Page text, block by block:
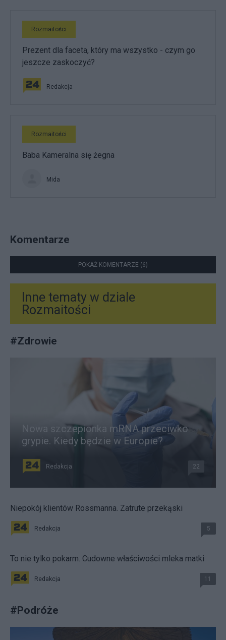
Rozmaitości
Prezent dla faceta, który ma wszystko - czym go
jeszcze zaskoczyć?
Redakcja
Rozmaitości
Baba Kameralna się żegna
Mida
Komentarze
POKAŻ KOMENTARZE (6)
Inne tematy w dziale
Rozmaitości
#Zdrowie
Nowa szczepionka mRNA przeciwko
grypie. Kiedy będzie w Europie?
Redakcja 22
Niepokój klientów Rossmanna. Zatrute przekąski
Redakcja 5
To nie tylko pokarm. Cudowne właściwości mleka matki
Redakcja 11
#Podróże